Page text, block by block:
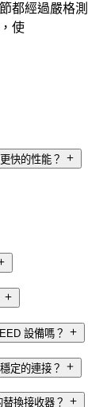
都經過嚴格測
使
快的性能？
設備嗎？
定的連接？
換接收器？